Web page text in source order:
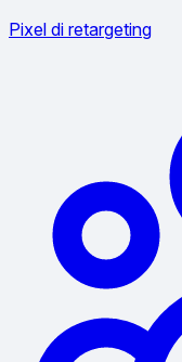
Pixel di retargeting